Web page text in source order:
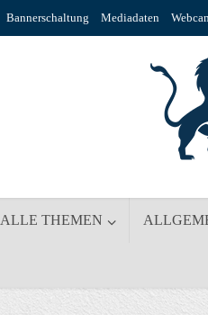
Bannerschaltung Mediadaten
ALLE THEMEN